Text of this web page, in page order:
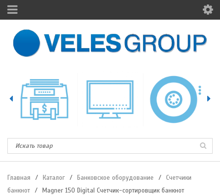
Главная / Каталог / Банковское оборудование /
Счетчики
банкнот
/ Magner 150 Digital Счетчик-сортировщик банкнот